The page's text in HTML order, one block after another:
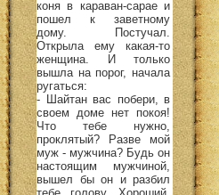
коня в караван-сарае и
пошел к заветному
дому. Постучал.
Открыла ему какая-то
женщина. И только
вышла на порог, начала
ругаться:
- Шайтан вас побери, в
своем доме нет покоя!
Что тебе нужно,
проклятый? Разве мой
муж - мужчина? Будь он
настоящим мужчиной,
вышел бы он и разбил